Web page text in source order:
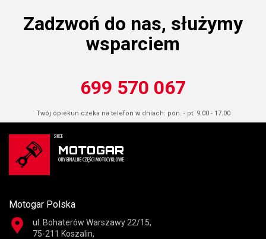
Zadzwoń do nas, służymy
wsparciem
699 570 067
Twój opiekun czeka na telefon w dniach: pon. - pt. 9.00 - 17.00
Motogar Polska
ul. Bohaterów Warszawy 22/15,
75-211 Koszalin,